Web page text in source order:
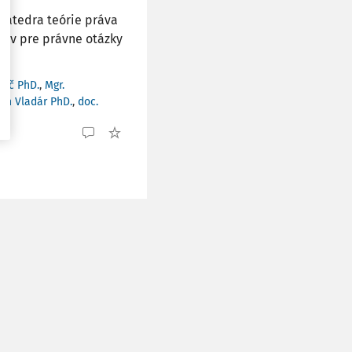
teórie práva
pre právne otázky
PhD., Mgr.
Vladár PhD., doc.